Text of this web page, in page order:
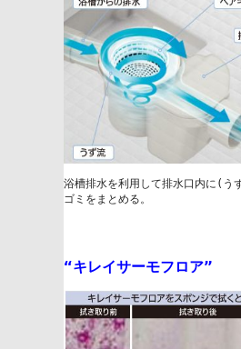
浴槽排水を利用して排水口内に(う
ゴミをまとめる。
“キレイサーモフロア”